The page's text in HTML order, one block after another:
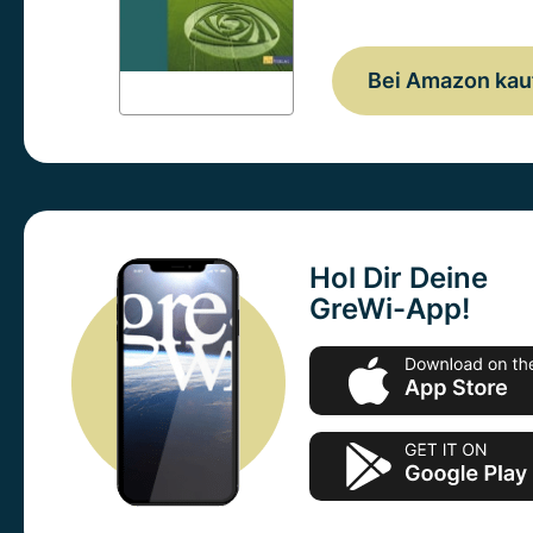
Bei Amazon
Hol Dir Deine
GreWi-App!